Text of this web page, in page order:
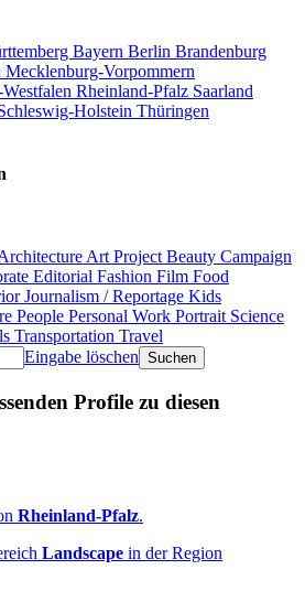
Bayern Berlin Brandenburg
Mecklenburg-Vorpommern
Rheinland-Pfalz Saarland
Holstein Thüringen
Art Project Beauty Campaign
Editorial Fashion Film Food
Journalism / Reportage Kids
People Personal Work Portrait Science
Transportation Travel
Eingabe löschen
Profile zu diesen
Rheinland-Pfalz.
Landscape in der Region